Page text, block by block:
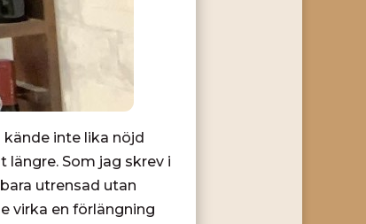
inte lika nöjd
Som jag skrev i
utrensad utan
virka en förlängning